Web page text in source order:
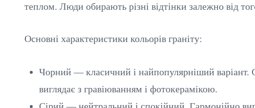
теплом. Люди обирають різні відтінки залежно від
Основні характеристики кольорів граніту:
Чорний — класичний і найпопулярніший варіант.
виглядає з гравіюванням і фотокерамікою.